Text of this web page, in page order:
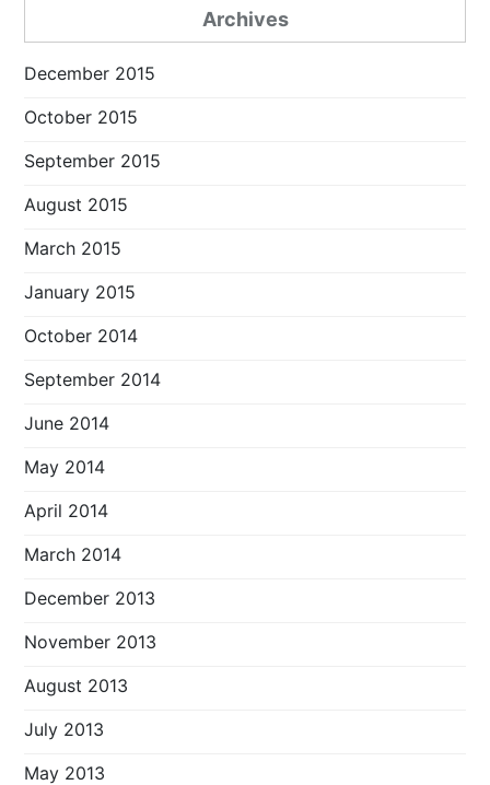
Archives
December 2015
October 2015
September 2015
August 2015
March 2015
January 2015
October 2014
September 2014
June 2014
May 2014
April 2014
March 2014
December 2013
November 2013
August 2013
July 2013
May 2013